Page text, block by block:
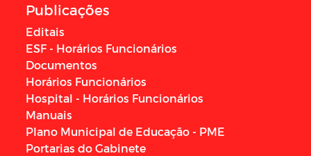
Publicações
Editais
ESF - Horários Funcionários
Documentos
Horários Funcionários
Hospital - Horários Funcionários
Manuais
Plano Municipal de Educação - PME
Portarias do Gabinete